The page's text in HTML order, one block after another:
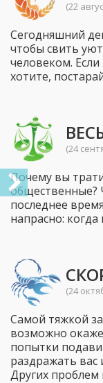
(22
Сегодняшний
чтобы свить
человеком.
хотите,
(24
Почему вы
общественные?
последнее
напрасно:
(24
Самой тяжкой
возможно
попытки
раздражать
Других проблем